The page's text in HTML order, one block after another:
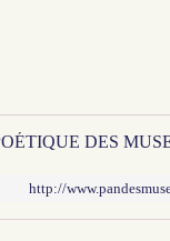
DES
http://